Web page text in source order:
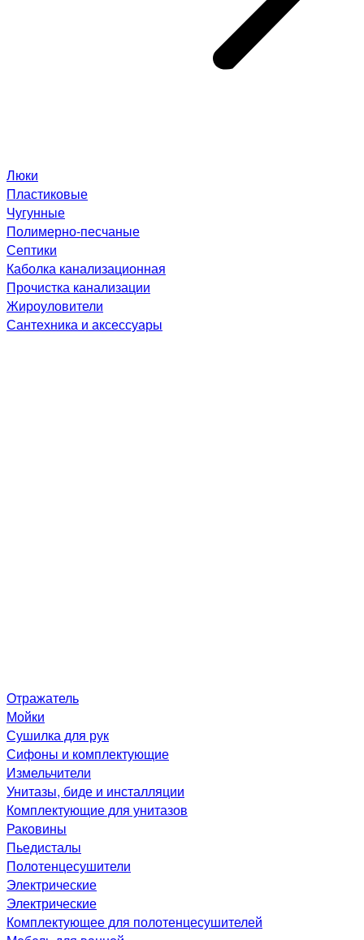
Люки
Пластиковые
Чугунные
Полимерно-песчаные
Септики
Каболка канализационная
Прочистка канализации
Жироуловители
Сантехника и аксессуары
Отражатель
Мойки
Сушилка для рук
Сифоны и комплектующие
Измельчители
Унитазы, биде и инсталляции
Комплектующие для унитазов
Раковины
Пьедисталы
Полотенцесушители
Электрические
Электрические
Комплектующее для полотенцесушителей